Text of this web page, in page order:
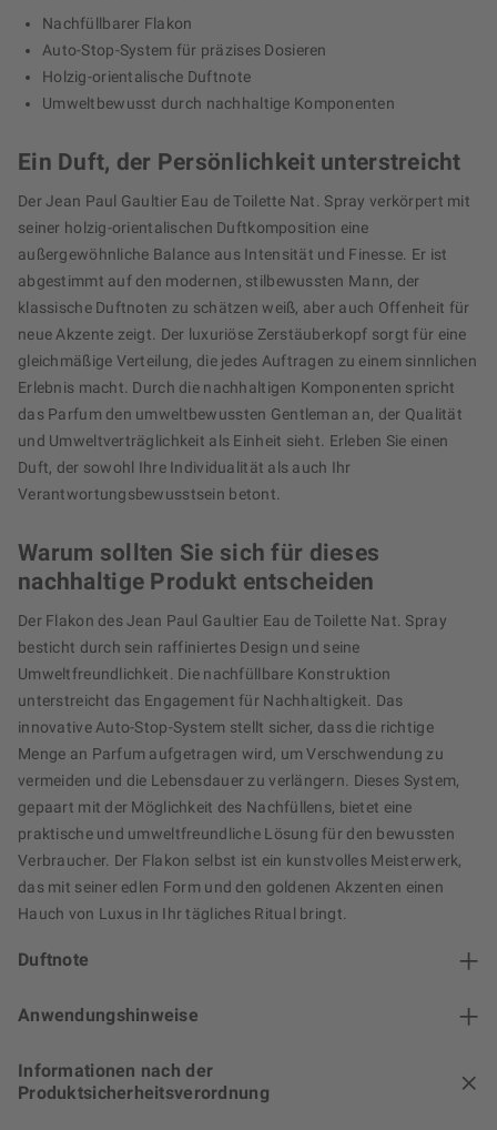
Nachfüllbarer Flakon
Auto-Stop-System für präzises Dosieren
Holzig-orientalische Duftnote
Umweltbewusst durch nachhaltige Komponenten
Ein Duft, der Persönlichkeit unterstreicht
Der Jean Paul Gaultier Eau de Toilette Nat. Spray verkörpert mit
seiner holzig-orientalischen Duftkomposition eine
außergewöhnliche Balance aus Intensität und Finesse. Er ist
abgestimmt auf den modernen, stilbewussten Mann, der
klassische Duftnoten zu schätzen weiß, aber auch Offenheit für
neue Akzente zeigt. Der luxuriöse Zerstäuberkopf sorgt für eine
gleichmäßige Verteilung, die jedes Auftragen zu einem sinnlichen
Erlebnis macht. Durch die nachhaltigen Komponenten spricht
das Parfum den umweltbewussten Gentleman an, der Qualität
und Umweltverträglichkeit als Einheit sieht. Erleben Sie einen
Duft, der sowohl Ihre Individualität als auch Ihr
Verantwortungsbewusstsein betont.
Warum sollten Sie sich für dieses
nachhaltige Produkt entscheiden
Der Flakon des Jean Paul Gaultier Eau de Toilette Nat. Spray
besticht durch sein raffiniertes Design und seine
Umweltfreundlichkeit. Die nachfüllbare Konstruktion
unterstreicht das Engagement für Nachhaltigkeit. Das
innovative Auto-Stop-System stellt sicher, dass die richtige
Menge an Parfum aufgetragen wird, um Verschwendung zu
vermeiden und die Lebensdauer zu verlängern. Dieses System,
gepaart mit der Möglichkeit des Nachfüllens, bietet eine
praktische und umweltfreundliche Lösung für den bewussten
Verbraucher. Der Flakon selbst ist ein kunstvolles Meisterwerk,
das mit seiner edlen Form und den goldenen Akzenten einen
Hauch von Luxus in Ihr tägliches Ritual bringt.
Duftnote
Anwendungshinweise
Informationen nach der
Produktsicherheitsverordnung